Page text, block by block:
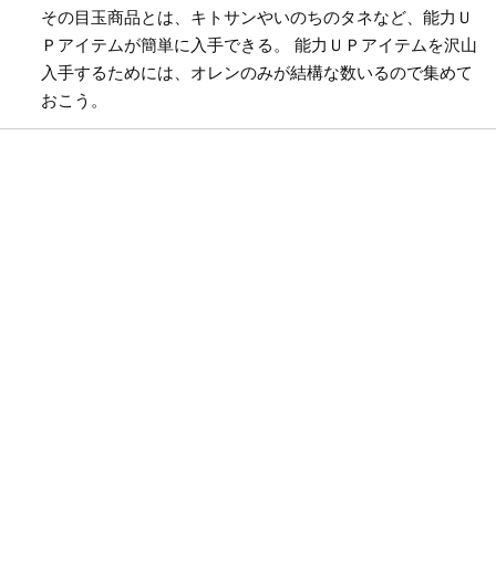
その目玉商品とは、キトサンやいのちのタネなど、能力Ｕ
Ｐアイテムが簡単に入手できる。 能力ＵＰアイテムを沢山
入手するためには、オレンのみが結構な数いるので集めて
おこう。